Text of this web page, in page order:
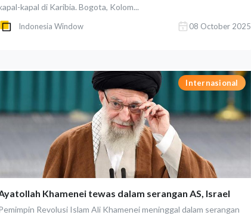
kapal di Karibia. Bogota, Kolom...
Indonesia Window 08 October 2025
Internasional
Khamenei tewas dalam serangan AS, Israel
Revolusi Islam Ali Khamenei meninggal dalam serangan